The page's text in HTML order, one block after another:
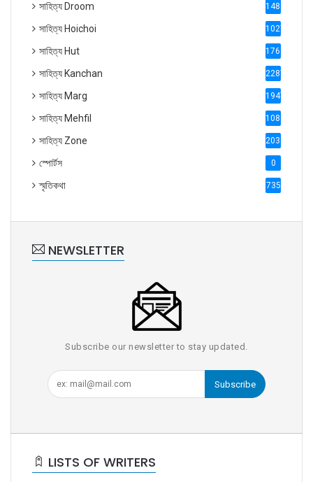
সাহিত্য Droom 1488
সাহিত্য Hoichoi 1027
সাহিত্য Hut 1769
সাহিত্য Kanchan 2287
সাহিত্য Marg 1947
সাহিত্য Mehfil 1088
সাহিত্য Zone 2035
স্পোর্টস 0
স্মৃতিকথা 735
NEWSLETTER
Subscribe our newsletter to stay updated.
Subscribe
LISTS OF WRITERS